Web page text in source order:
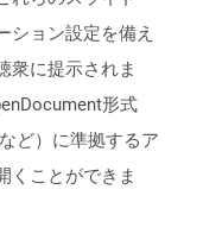
ション設定を備え
衆に提示されま
形式
ど）に準拠するア
くことができま